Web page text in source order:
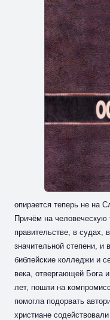
опирается теперь не на
Причём на человеческую
правительстве, в судах,
значительной степени, и
библейские колледжи и
века, отвергающей Бога
лет, пошли на
помогла подорвать
христиане